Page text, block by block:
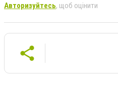
Авторизуйтесь, щоб оцінити